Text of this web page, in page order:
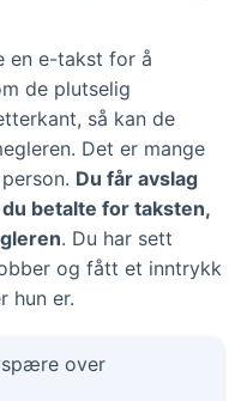
en e-takst for å
de plutselig
så kan de
Det er mange
Du får avslag
betalte for taksten,
. Du har sett
og fått et inntrykk
hun er.